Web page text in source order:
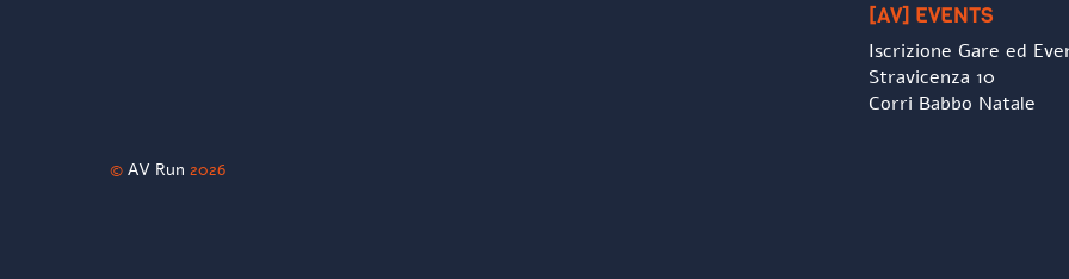
[AV] EVENTS
Iscrizione Gare ed
Stravicenza 10
Corri Babbo Natale
© AV Run 2026